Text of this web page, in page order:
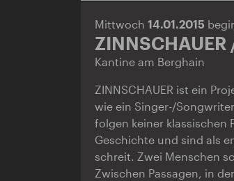
Mittwoch 14.01.2015
ZINNSCHAUER
Kantine am Berghain
ZINNSCHAUER ist ein
wie ein Singer-/
folgen keiner klassischen
Geschichte und sind als
schreit. Zwei Menschen
Zwischen Passagen, in